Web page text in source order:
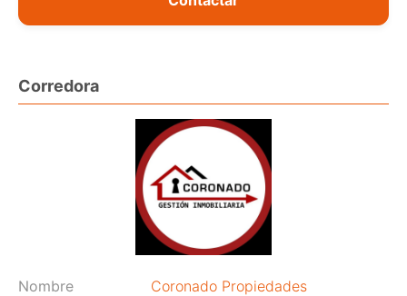
Corredora
Nombre
Coronado Propiedades